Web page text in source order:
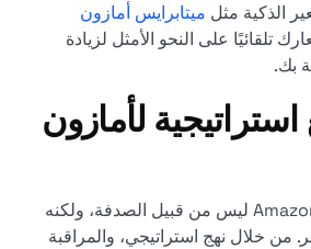
الذكية مثل ميتابرايس أمازون
تلقائيًا على النحو الأمثل لزيادة
لأمازون
إن الفوز بـ Amazon BuyBox ليس من قبيل الصدفة، ولكنه
من خلال نهج استراتيجي، والمراقبة